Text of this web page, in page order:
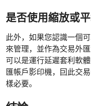
是否使用縮放或平
此外，如果您認識一個
來管理，並作為交易外
可以是運行延遲套利軟
匯帳戶影印機，囙此交
樣必要。